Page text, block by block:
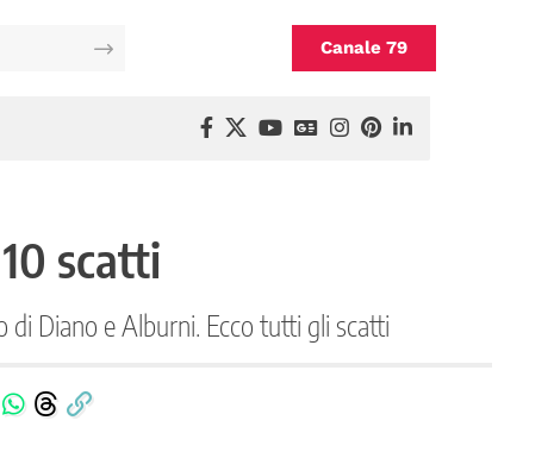
Canale 79
scatti
di Diano e Alburni. Ecco tutti gli scatti